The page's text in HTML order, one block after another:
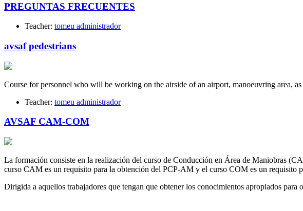
PREGUNTAS FRECUENTES
Teacher: tomeu administrador
avsaf pedestrians
Course for personnel who will be working on the airside of an airport, manoeuvring area, as
Teacher: tomeu administrador
AVSAF CAM-COM
La formación consiste en la realización del curso de Conducción en Área de Maniobras
curso CAM es un requisito para la obtención del PCP-AM y el curso COM es un requisito
Dirigida a aquellos trabajadores que tengan que obtener los conocimientos apropiados